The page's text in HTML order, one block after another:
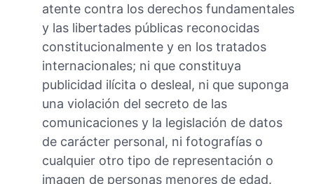
atente contra los derechos fundamentales
y las libertades públicas reconocidas
constitucionalmente y en los tratados
internacionales; ni que constituya
publicidad ilícita o desleal, ni que suponga
una violación del secreto de las
comunicaciones y la legislación de datos
de carácter personal, ni fotografías o
cualquier otro tipo de representación o
imagen de personas menores de edad.